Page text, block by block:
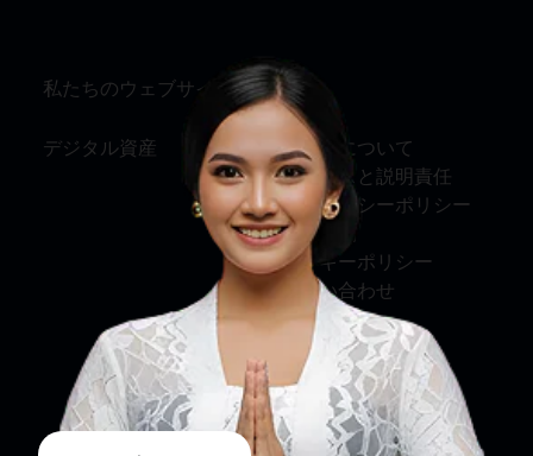
私たちのウェブサイト
デジタル資産
情報
私たちについて
サービスと説明責任
プライバシーポリシー
利用規約
クッキーポリシー
お問い合わせ
ソーシャルメディア
フェイスブック